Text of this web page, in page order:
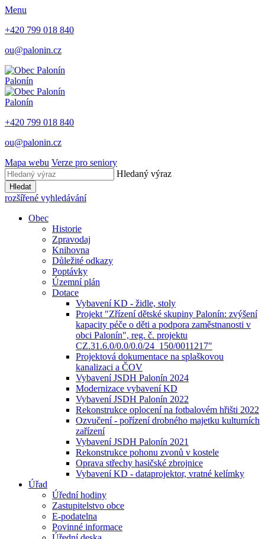
Menu
+420 799 018 840
ou@palonin.cz
Palonín
Palonín
+420 799 018 840
ou@palonin.cz
Mapa webu Verze pro seniory
Hledaný výraz
Hledat
rozšířené vyhledávání
Obec
Historie
Zpravodaj
Knihovna
Důležité odkazy
Poptávky
Územní plán
Dotace
Vybavení KD - židle, stoly
Projekt "Zřízení dětské skupiny Palonín: zvýšení
kapacity péče o děti a podpora zaměstnanosti v
obci Palonín", reg. č. projektu
CZ.31.6.0/0.0/0.0/24_150/0011217"
Projektová dokumentace na splaškovou
kanalizaci a ČOV
Vybavení JSDH Palonín 2024
Modernizace vybavení KD
Vybavení JSDH Palonín 2022
Rekonstrukce oplocení na fotbalovém hřišti 2022
Ozvučení - pořízení drobného majetku kulturních
zařízení
Vybavení JSDH Palonín 2021
Rekonstrukce pohonu zvonů v kostele
Oprava střechy hasičské zbrojnice
Vybavení KD - dataprojektor, vratné kelímky
Úřad
Úřední hodiny
Zastupitelstvo obce
E-podatelna
Povinné informace